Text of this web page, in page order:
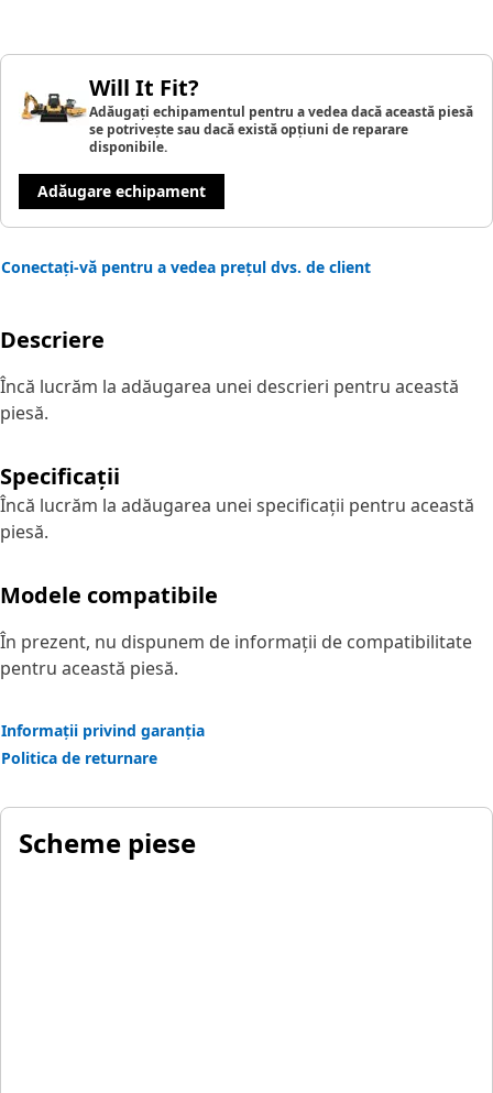
Will It Fit?
Adăugați echipamentul pentru a vedea dacă această piesă
se potrivește sau dacă există opțiuni de reparare
disponibile.
Adăugare echipament
Conectați-vă pentru a vedea prețul dvs. de client
Descriere
Încă lucrăm la adăugarea unei descrieri pentru această
piesă.
Specificații
Încă lucrăm la adăugarea unei specificații pentru această
piesă.
Modele compatibile
În prezent, nu dispunem de informații de compatibilitate
pentru această piesă.
Informații privind garanția
Politica de returnare
Scheme piese